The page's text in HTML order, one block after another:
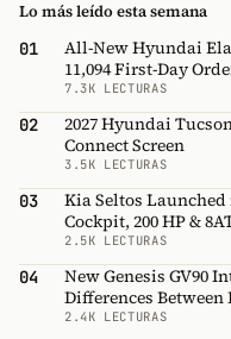
Lo más leído esta semana
01
All-New Hyundai
11,094 First-Day
7.3K LECTURAS
02
2027 Hyundai
Connect Screen
3.5K LECTURAS
03
Kia Seltos
Cockpit, 200 HP &
2.5K LECTURAS
04
New Genesis GV90
Differences Between
2.4K LECTURAS